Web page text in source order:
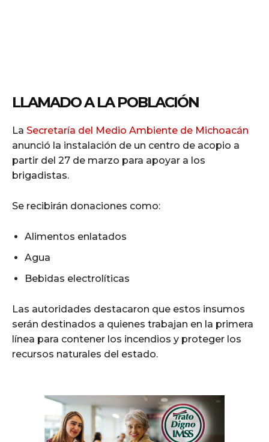
LLAMADO A LA POBLACIÓN
La Secretaría del Medio Ambiente de Michoacán
anunció la instalación de un centro de acopio a
partir del 27 de marzo para apoyar a los
brigadistas.
Se recibirán donaciones como:
Alimentos enlatados
Agua
Bebidas electrolíticas
Las autoridades destacaron que estos insumos
serán destinados a quienes trabajan en la primera
línea para contener los incendios y proteger los
recursos naturales del estado.